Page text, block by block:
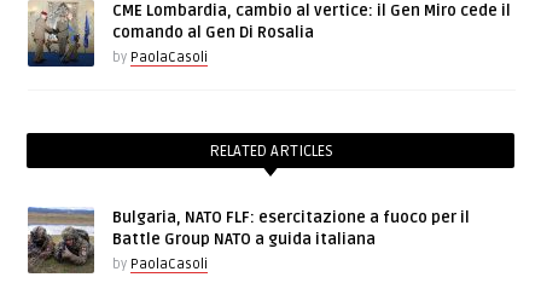
CME Lombardia, cambio al vertice: il Gen Miro cede il
comando al Gen Di Rosalia
by PaolaCasoli
RELATED ARTICLES
Bulgaria, NATO FLF: esercitazione a fuoco per il
Battle Group NATO a guida italiana
by PaolaCasoli